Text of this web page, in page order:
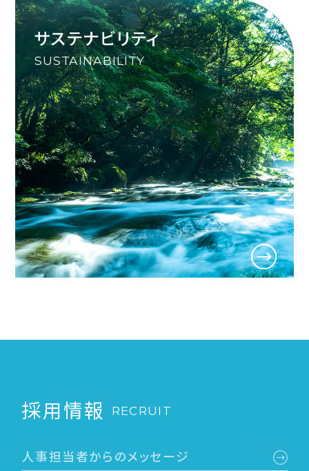
サステナビリティ
SUSTAINABILITY
採用情報 RECRUIT
人事担当者からのメッセージ